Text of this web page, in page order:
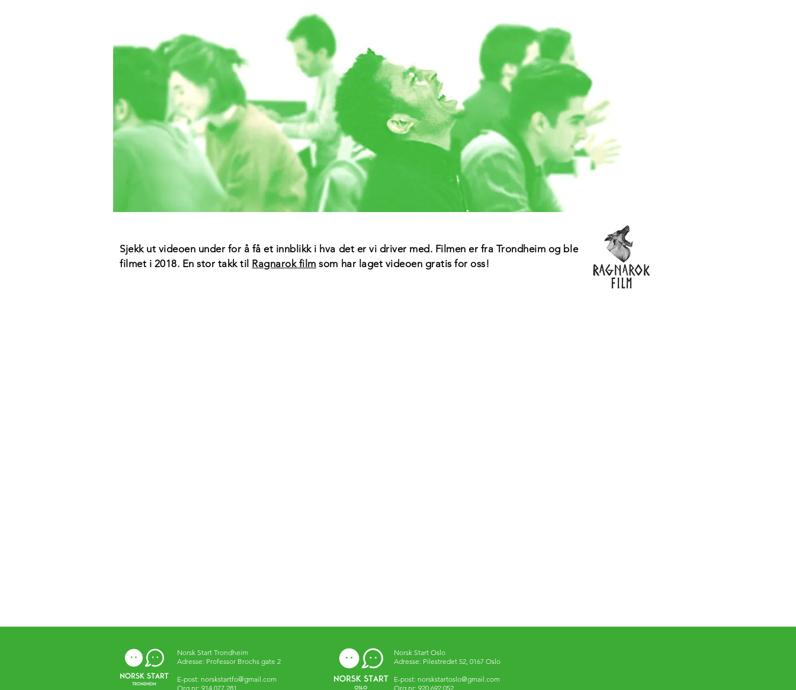
Sjekk ut videoen under for å få et innblikk i hva det er vi driver med. Filmen er fra Trondheim og ble
filmet i 2018. En stor takk til Ragnarok film som har laget videoen gratis for oss!
Norsk Start Trondheim
Adresse: Professor Brochs gate 2
E-post: norskstartfo@gmail.com
Org.nr: 914 077 281
Norsk Start Oslo
Adresse: Pilestredet 52, 0167 Oslo
E-post: norskstartoslo@gmail.com
Org.nr: 920 692 052